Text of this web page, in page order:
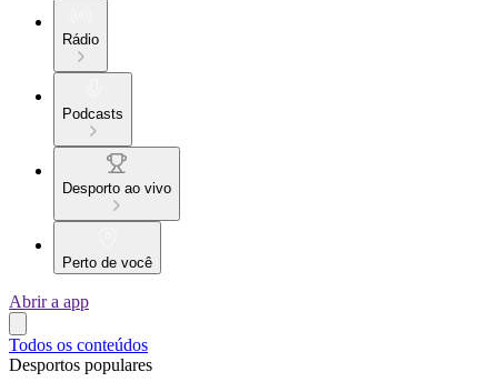
Rádio
Podcasts
Desporto ao vivo
Perto de você
Abrir a app
Todos os conteúdos
Desportos populares